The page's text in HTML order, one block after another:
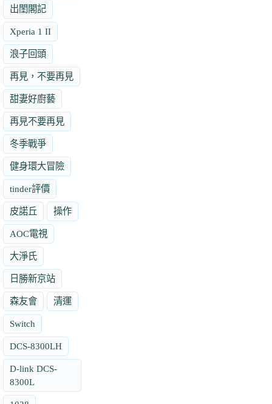
出閨閣記
Xperia 1 II
浪子回頭
再見，不要再見
甜妻好廚藝
再見不要再見
冬季戰爭
健身環大冒險
tinder評價
皮諾丘 操作
AOC電視
大淨氏
日勝新京站
森友會 清運
Switch
DCS-8300LH
D-link DCS-
8300L